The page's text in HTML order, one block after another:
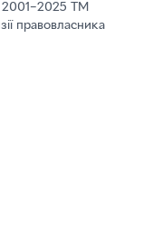
2001–2025 ТМ
правовласника